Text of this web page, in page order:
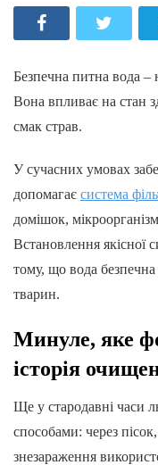
Безпечна питна вода –
Вона впливає на стан
смак страв.
У сучасних умовах
допомагає система
домішок,
Встановлення якісної
тому, що вода
тварин.
Минуле, яке
історія
Ще у стародавні часи
способами: через
знезараження